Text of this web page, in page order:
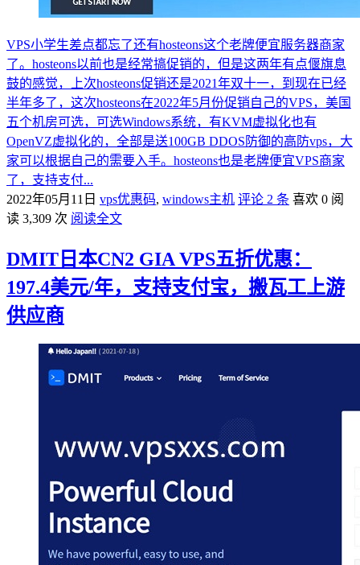
VPS小学生差点都忘了还有hosteons这个老牌便宜服务器商家
了。hosteons以前也是经常搞促销的，但是这两年有点偃旗息
鼓的感觉，上次hosteons促销还是2021年双十一，到现在已经
半年多了，这次hosteons在2022年5月份促销自己的VPS，美国
五个机房可选，可选Windows系统，有KVM虚拟化也有
OpenVZ虚拟化的，全部是送100GB DDOS防御的高防vps，大
家可以根据自己的需要入手。hosteons也是老牌便宜VPS商家
了，支持支付...
2022年05月11日 vps优惠码, windows主机 评论 2 条 喜欢 0 阅
读 3,309 次 阅读全文
DMIT日本CN2 GIA VPS五折优惠：
197.4美元/年，支持支付宝，搬瓦工上游
供应商